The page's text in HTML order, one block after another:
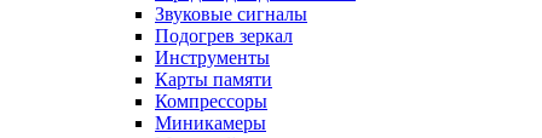
Звуковые сигналы
Подогрев зеркал
Инструменты
Карты памяти
Компрессоры
Миникамеры